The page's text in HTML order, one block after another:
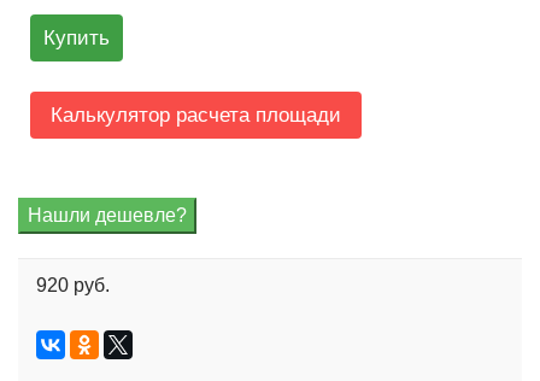
Купить
Калькулятор расчета площади
920 руб.